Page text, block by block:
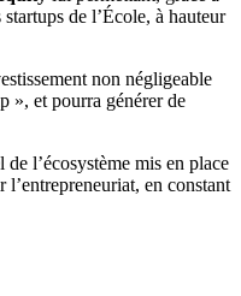
de l’École, à hauteur
non négligeable
», et pourra générer de
l’écosystème mis en place
l’entrepreneuriat, en constant